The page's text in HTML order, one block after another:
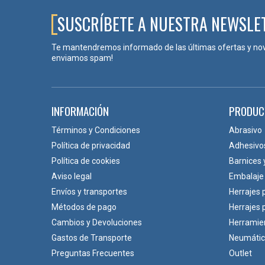
SUSCRÍBETE A NUESTRA
Te mantendremos informado de las últimas ofertas y
enviamos spam!
INFORMACIÓN
Términos y Condiciones
Política de privacidad
Política de cookies
Aviso legal
Envíos y transportes
Métodos de pago
Cambios y Devoluciones
Gastos de Transporte
Preguntas Frecuentes
Abrasivo
Barnices
Embalaje
Herrajes
Herrajes
Outlet